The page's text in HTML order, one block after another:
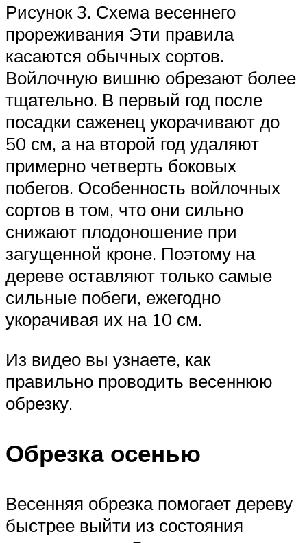
Рисунок 3. Схема весеннего
прореживания Эти правила
касаются обычных сортов.
Войлочную вишню обрезают более
тщательно. В первый год после
посадки саженец укорачивают до
50 см, а на второй год удаляют
примерно четверть боковых
побегов. Особенность войлочных
сортов в том, что они сильно
снижают плодоношение при
загущенной кроне. Поэтому на
дереве оставляют только самые
сильные побеги, ежегодно
укорачивая их на 10 см.
Из видео вы узнаете, как
правильно проводить весеннюю
обрезку.
Обрезка осенью
Весенняя обрезка помогает дереву
быстрее выйти из состояния